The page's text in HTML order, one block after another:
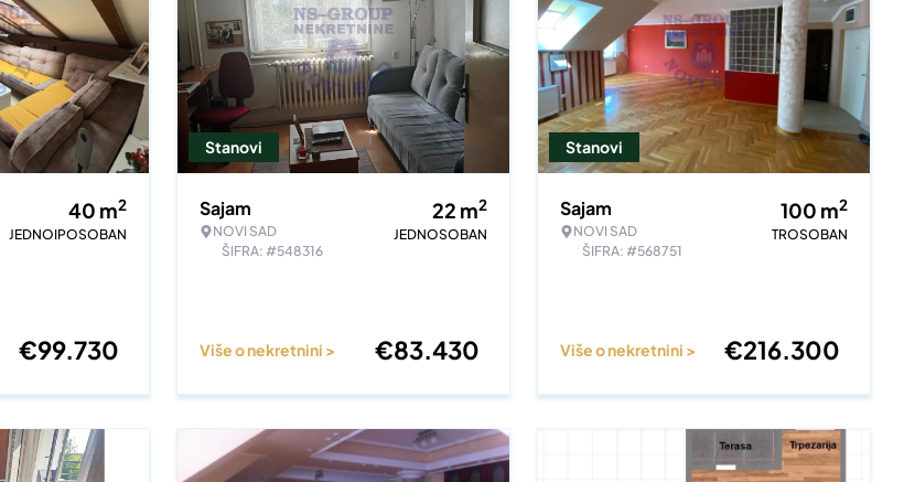
40 m2
JEDNOIPOSOBAN
€99.730
Stanovi
Sajam
NOVI SAD
ŠIFRA: #548316
22 m2
JEDNOSOBAN
Više o nekretnini > €83.430
Stanovi
Sajam
NOVI SAD
ŠIFRA: #568751
100 m2
TROSOBAN
Više o nekretnini > €216.300